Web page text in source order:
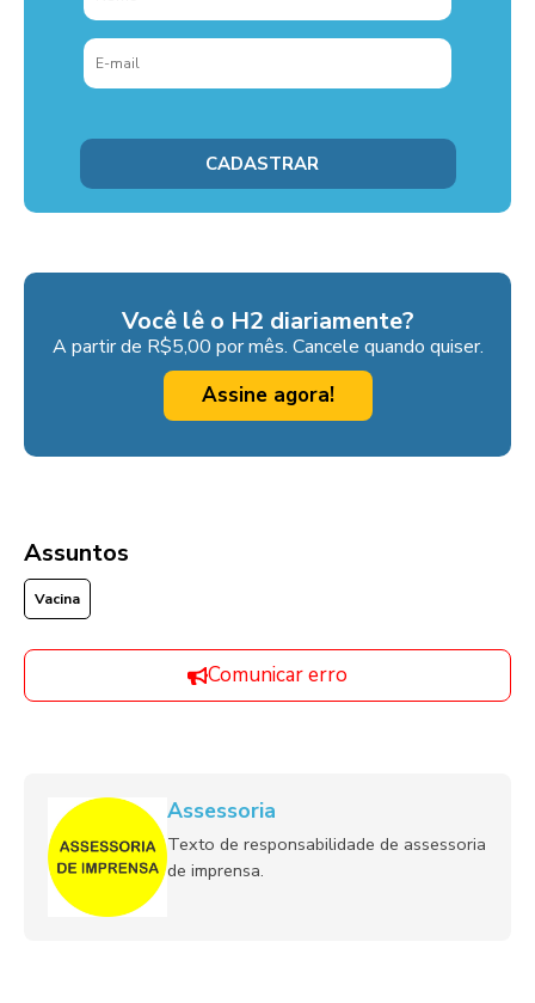
Você lê o H2 diariamente?
A partir de R$5,00 por mês. Cancele quando quiser.
Assine agora!
Assuntos
Vacina
Comunicar erro
Assessoria
Texto de responsabilidade de assessoria
de imprensa.